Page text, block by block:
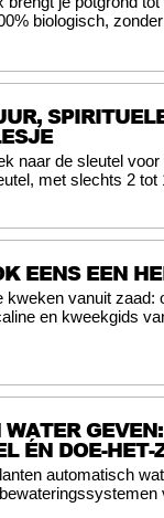
biologisch,
naar de sleutel
met slechts 2
EENS EEN
kweken vanuit zaad:
en kweekgids
ÉN DOE-HET-
automatisch